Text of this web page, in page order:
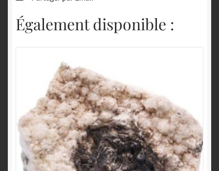
Également disponible :